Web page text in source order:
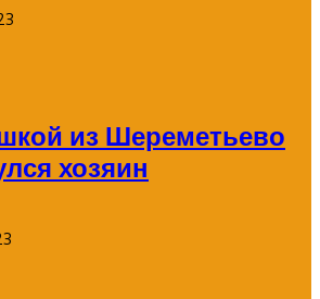
из Шереметьево
хозяин